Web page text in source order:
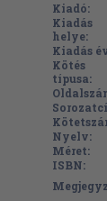
Kiadó:
Kiadás
helye:
Kiadás
Kötés
típusa:
Nyelv:
Méret:
ISBN: